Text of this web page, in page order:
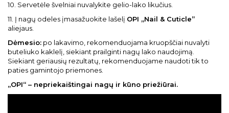
10. Servetėle švelniai nuvalykite gelio-lako likučius.
11. Į nagų odeles įmasažuokite lašelį OPI „Nail & Cuticle”
aliejaus.
Dėmesio: po lakavimo, rekomenduojama kruopščiai nuvalyti
buteliuko kaklelį, siekiant prailginti nagų lako naudojimą.
Siekiant geriausių rezultatų, rekomenduojame naudoti tik to
paties gamintojo priemones.
„OPI“ – nepriekaištingai nagų ir kūno priežiūrai.